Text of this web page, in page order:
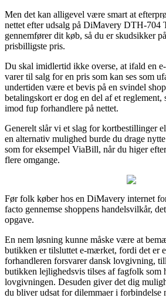
Men det kan alligevel være smart at
nettet efter udsalg på DiMavery DTH-704
gennemfører dit køb, så du er skudsikker
prisbilligste pris.
Du skal imidlertid ikke overse, at ifald en
varer til salg for en pris som kan ses som
undertiden være et bevis på en svindel
betalingskort er dog en del af et reglement,
imod fup forhandlere på nettet.
Generelt slår vi et slag for kortbestillinger
en alternativ mulighed burde du drage
som for eksempel ViaBill, når du higer
flere omgange.
Før folk køber hos en DiMavery internet
facto gennemse shoppens handelsvilkår,
opgave.
En nem løsning kunne måske være at
butikken er tilsluttet e-mærket, fordi det er
forhandleren forsvarer dansk lovgivning,
butikken lejlighedsvis tilses af fagfolk som
lovgivningen. Desuden giver det dig
du bliver udsat for dilemmaer i forbindelse